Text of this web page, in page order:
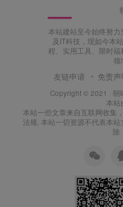
本站建站至今始终努
及IT科技，现如今本
程、实用工具、限时
领
友链申请 免责声
Copyright © 2021 · 朝
本站
本站一些文章来自互联网收集
法规. 本站一切资源不代表本
除